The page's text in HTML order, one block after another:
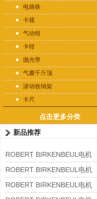
电烙铁
卡规
气动钳
卡钳
抛光带
气囊千斤顶
滚动收纳架
卡尺
点击更多分类
新品推荐
ROBERT BIRKENBEUL电机
8APE225M-4-IE3
ROBERT BIRKENBEUL电机
8APE180L-4 IE3
ROBERT BIRKENBEUL电机